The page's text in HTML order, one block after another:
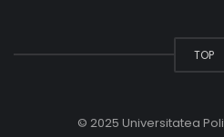
TOP
© 2025 Universitatea